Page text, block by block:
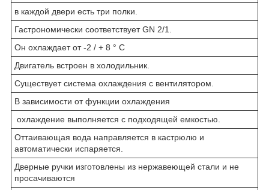
в каждой двери есть три полки.
Гастрономически соответствует GN 2/1.
Он охлаждает от -2 / + 8 ° C
Двигатель встроен в холодильник.
Существует система охлаждения с вентилятором.
В зависимости от функции охлаждения
охлаждение выполняется с подходящей емкостью.
Оттаивающая вода направляется в кастрюлю и
автоматически испаряется.
Дверные ручки изготовлены из нержавеющей стали и не
просачиваются